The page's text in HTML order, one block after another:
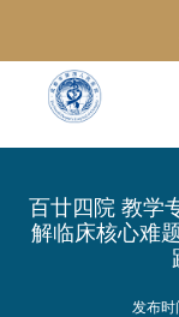
百廿四院 教学
解临床核心难
发布时